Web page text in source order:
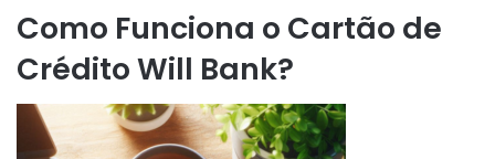
Como Funciona o Cartão de
Crédito Will Bank?